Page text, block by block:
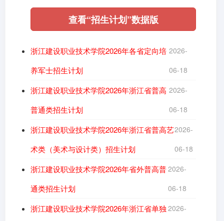
查看“招生计划”数据版
浙江建设职业技术学院2026年各省定向培
养军士招生计划
2026-
06-18
浙江建设职业技术学院2026年浙江省普高
普通类招生计划
2026-
06-18
浙江建设职业技术学院2026年浙江省普高艺
术类（美术与设计类）招生计划
2026-
06-18
浙江建设职业技术学院2026年省外普高普
通类招生计划
2026-
06-18
浙江建设职业技术学院2026年浙江省单独 2026-